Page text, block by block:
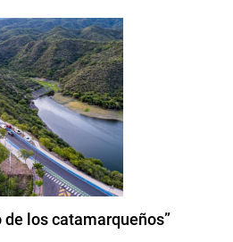
de los catamarqueños”